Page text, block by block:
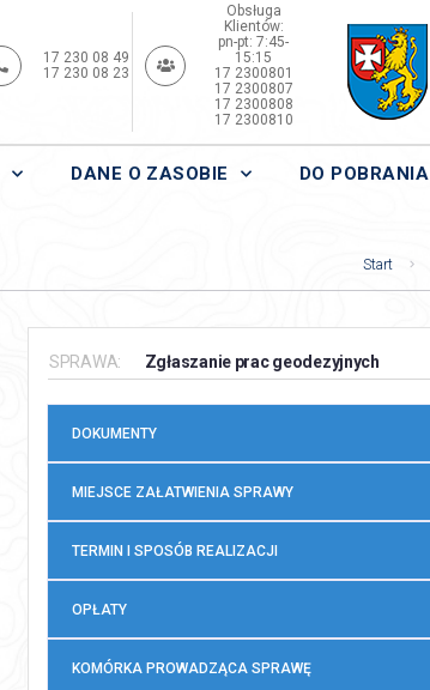
17 230 08 49
17 230 08 23
Obsługa
Klientów:
pn-pt: 7:45-
15:15
17 2300801
17 2300807
17 2300808
17 2300810
DANE O ZASOBIE DO POBRANIA
Start
SPRAWA: Zgłaszanie prac geodezyjnych
DOKUMENTY
MIEJSCE ZAŁATWIENIA SPRAWY
TERMIN I SPOSÓB REALIZACJI
OPŁATY
KOMÓRKA PROWADZĄCA SPRAWĘ